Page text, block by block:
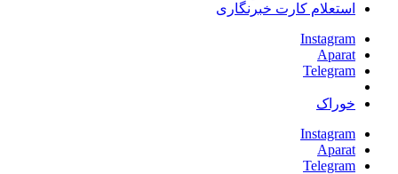
استعلام کارت خبرنگاری
Instagram
Aparat
Telegram
خوراک
Instagram
Aparat
Telegram